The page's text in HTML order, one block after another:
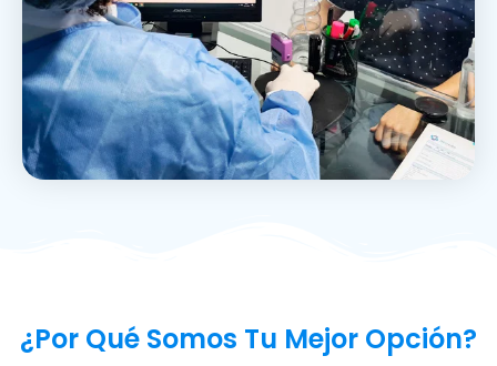
¿Por Qué Somos Tu Mejor Opción?